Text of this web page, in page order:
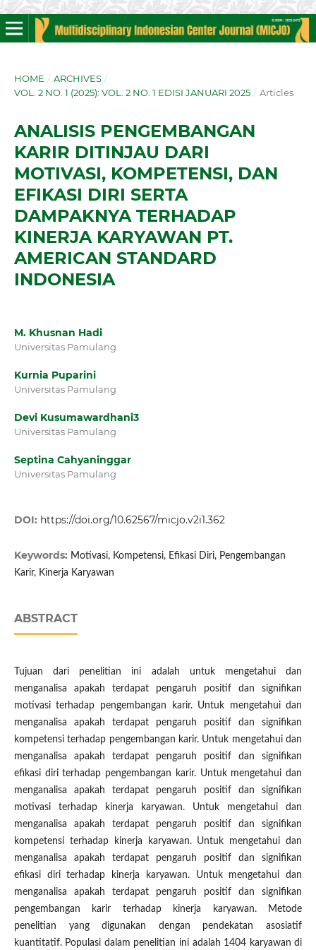
HOME / ARCHIVES /
VOL. 2 NO. 1 (2025): VOL. 2 NO. 1 EDISI JANUARI 2025 / Articles
ANALISIS PENGEMBANGAN
KARIR DITINJAU DARI
MOTIVASI, KOMPETENSI, DAN
EFIKASI DIRI SERTA
DAMPAKNYA TERHADAP
KINERJA KARYAWAN PT.
AMERICAN STANDARD
INDONESIA
M. Khusnan Hadi
Universitas Pamulang
Kurnia Puparini
Universitas Pamulang
Devi Kusumawardhani3
Universitas Pamulang
Septina Cahyaninggar
Universitas Pamulang
DOI: https://doi.org/10.62567/micjo.v2i1.362
Keywords: Motivasi, Kompetensi, Efikasi Diri, Pengembangan
Karir, Kinerja Karyawan
ABSTRACT
Tujuan dari penelitian ini adalah untuk mengetahui dan
menganalisa apakah terdapat pengaruh positif dan signifikan
motivasi terhadap pengembangan karir. Untuk mengetahui dan
menganalisa apakah terdapat pengaruh positif dan signifikan
kompetensi terhadap pengembangan karir. Untuk mengetahui dan
menganalisa apakah terdapat pengaruh positif dan signifikan
efikasi diri terhadap pengembangan karir. Untuk mengetahui dan
menganalisa apakah terdapat pengaruh positif dan signifikan
motivasi terhadap kinerja karyawan. Untuk mengetahui dan
menganalisa apakah terdapat pengaruh positif dan signifikan
kompetensi terhadap kinerja karyawan. Untuk mengetahui dan
menganalisa apakah terdapat pengaruh positif dan signifikan
efikasi diri terhadap kinerja karyawan. Untuk mengetahui dan
menganalisa apakah terdapat pengaruh positif dan signifikan
pengembangan karir terhadap kinerja karyawan. Metode
penelitian yang digunakan dengan pendekatan asosiatif
kuantitatif. Populasi dalam penelitian ini adalah 1404 karyawan di